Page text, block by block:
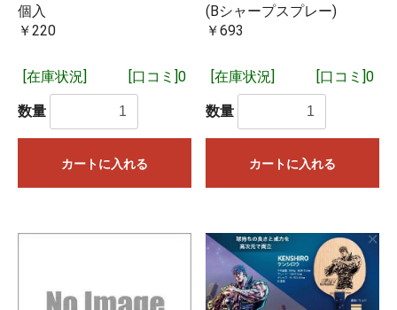
個入
￥220
[在庫状況] [口コミ]0
数量
カートに入れる
(Bシャープスプレー)
￥693
[在庫状況] [口コミ]0
数量
カートに入れる